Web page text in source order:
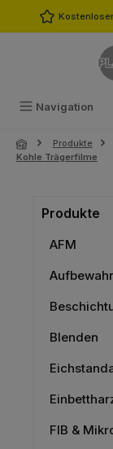
Zum Hauptinhalt
Navigation
Produkte
Kohle Trägerfilme
Produkte
AFM
Blenden
FIB &